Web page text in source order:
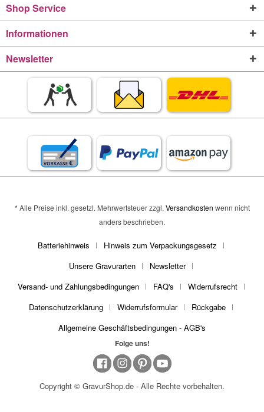
Shop Service
Informationen
Newsletter
* Alle Preise inkl. gesetzl. Mehrwertsteuer zzgl. Versandkosten wenn nicht
anders beschrieben.
Batteriehinweis
Hinweis zum Verpackungsgesetz
Unsere Gravurarten
Newsletter
Versand- und Zahlungsbedingungen
FAQ's
Widerrufsrecht
Datenschutzerklärung
Widerrufsformular
Rückgabe
Allgemeine Geschäftsbedingungen - AGB's
Folge uns!
Copyright © GravurShop.de - Alle Rechte vorbehalten.